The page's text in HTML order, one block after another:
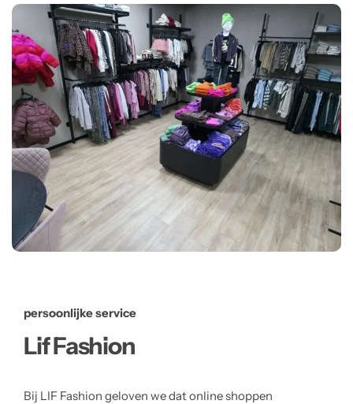
persoonlijke service
Lif Fashion
Bij LIF Fashion geloven we dat online shoppen